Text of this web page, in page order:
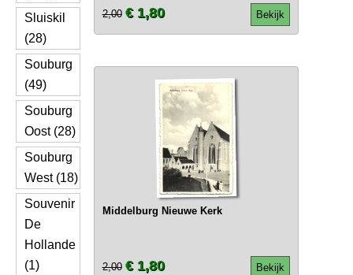
Sluiskil
(28)
Souburg
(49)
Souburg
Oost (28)
Souburg
West (18)
Souvenir
De
Hollande
(1)
Bekijk
2,00 € 1,80
Middelburg Nieuwe Kerk
Bekijk
2,00 € 1,80